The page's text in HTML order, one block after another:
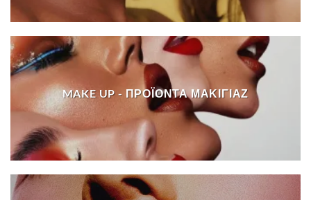
MAKE UP - ΠΡΟΪΌΝΤΑ ΜΑΚΙΓΙΆΖ